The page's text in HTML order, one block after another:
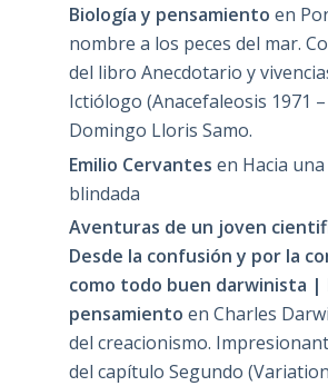
Biología y pensamiento en
nombre a los peces del mar.
del libro Anecdotario y
Ictiólogo (Anacefaleosis 1971 –
Domingo Lloris Samo.
Emilio Cervantes en Hacia
blindada
Aventuras de un joven
Desde la confusión y por la
como todo buen darwinista |
pensamiento en Charles
del creacionismo.
del capítulo Segundo